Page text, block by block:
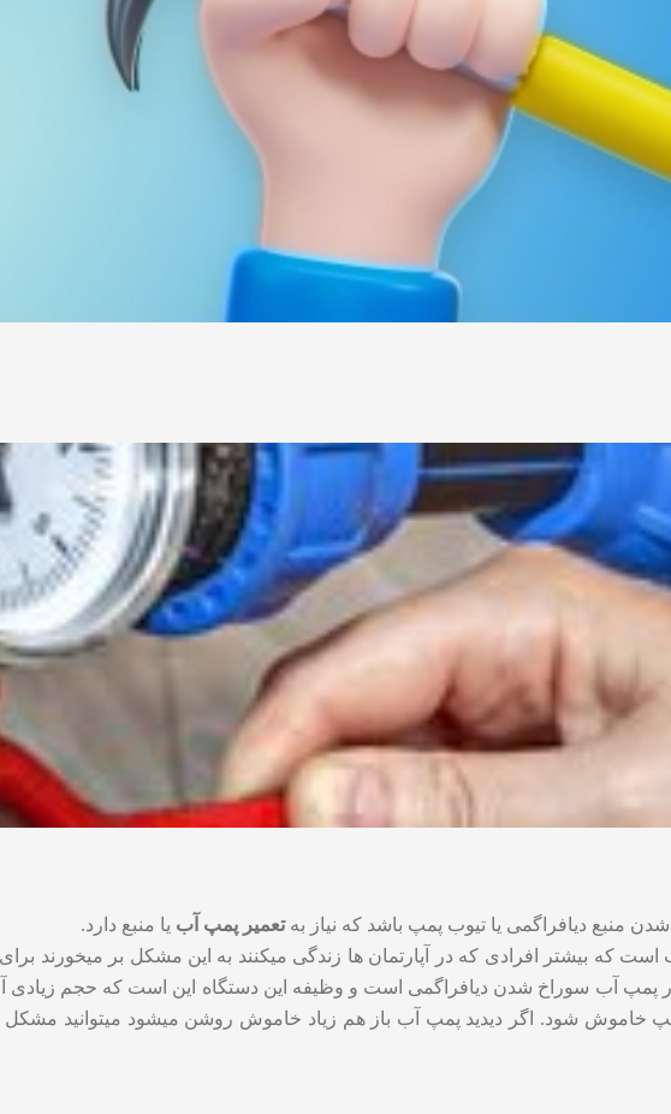
منبع دیافراگمی یا تیوب پمپ باشد که نیاز بهتعمیر پمپ آب یا منبع دارد.
افرادی که در آپارتمان ها زندگی میکنند به این مشکل بر میخورند برای
پمپ آب سوراخ شدن دیافراگمی است و وظیفه این دستگاه این است که حجم زیادی
پمپ خاموش شود. اگر دیدید پمپ آب باز هم زیاد خاموش روشن میشود میتوانید